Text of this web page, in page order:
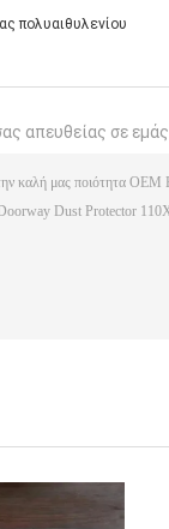
πολυαιθυλενίου
απευθείας σε εμάς